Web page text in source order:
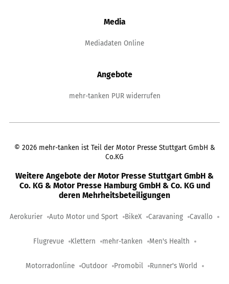
Media
Mediadaten Online
Angebote
mehr-tanken PUR widerrufen
© 2026 mehr-tanken ist Teil der Motor Presse Stuttgart GmbH &
Co.KG
Weitere Angebote der Motor Presse Stuttgart GmbH &
Co. KG & Motor Presse Hamburg GmbH & Co. KG und
deren Mehrheitsbeteiligungen
Aerokurier Auto Motor und Sport BikeX Caravaning Cavallo
Flugrevue Klettern mehr-tanken Men's Health
Motorradonline Outdoor Promobil Runner's World